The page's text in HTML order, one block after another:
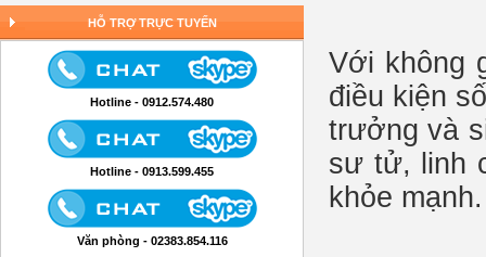
HỖ TRỢ TRỰC TUYẾN
Hotline - 0912.574.480
Hotline - 0913.599.455
Văn phòng - 02383.854.116
Với không
điều kiện
trưởng và
sư tử, linh
khỏe mạnh.